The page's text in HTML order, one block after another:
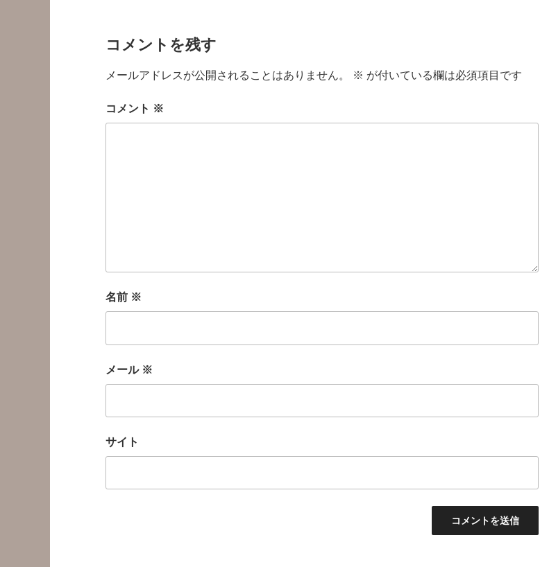
コメントを残す
メールアドレスが公開されることはありません。 ※ が付いている欄は必須項目です
コメント ※
名前 ※
メール ※
サイト